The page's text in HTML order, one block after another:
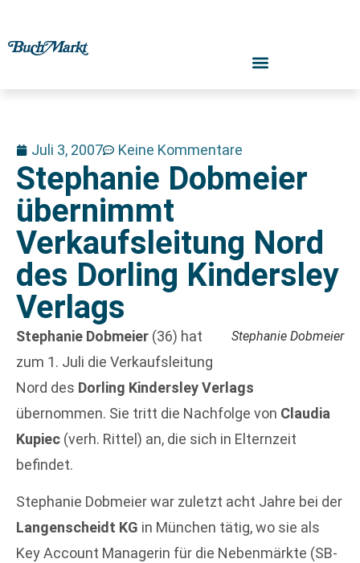
Juli 3, 2007 Keine Kommentare
Stephanie Dobmeier
übernimmt
Verkaufsleitung Nord
des Dorling Kindersley
Verlags
Stephanie Dobmeier
Stephanie Dobmeier (36) hat
zum 1. Juli die Verkaufsleitung
Nord des Dorling Kindersley Verlags
übernommen. Sie tritt die Nachfolge von Claudia
Kupiec (verh. Rittel) an, die sich in Elternzeit
befindet.
Stephanie Dobmeier war zuletzt acht Jahre bei der
Langenscheidt KG in München tätig, wo sie als
Key Account Managerin für die Nebenmärkte (SB-